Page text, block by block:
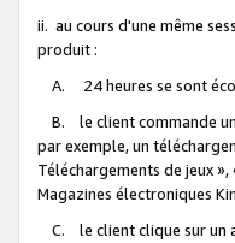
ii. au cours d'une même
produit :
A. 24 heures se sont
B. le client commande un
par exemple, un
Téléchargements de jeux
Magazines électroniques
C. le client clique sur un